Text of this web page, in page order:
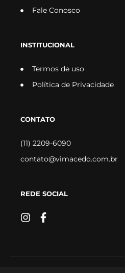
Fale Conosco
INSTITUCIONAL
Termos de uso
Política de Privacidade
CONTATO
(11) 2209-6090
contato@vimacedo.com.br
REDE SOCIAL